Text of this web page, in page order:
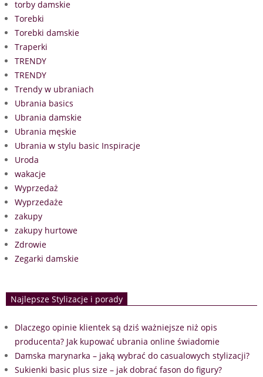
torby damskie
Torebki
Torebki damskie
Traperki
TRENDY
TRENDY
Trendy w ubraniach
Ubrania basics
Ubrania damskie
Ubrania męskie
Ubrania w stylu basic Inspiracje
Uroda
wakacje
Wyprzedaż
Wyprzedaże
zakupy
zakupy hurtowe
Zdrowie
Zegarki damskie
Najlepsze Stylizacje i porady
Dlaczego opinie klientek są dziś ważniejsze niż opis
producenta? Jak kupować ubrania online świadomie
Damska marynarka – jaką wybrać do casualowych stylizacji?
Sukienki basic plus size – jak dobrać fason do figury?